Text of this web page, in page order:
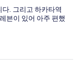
. 그리고 하카타역
븐이 있어 아주 편했